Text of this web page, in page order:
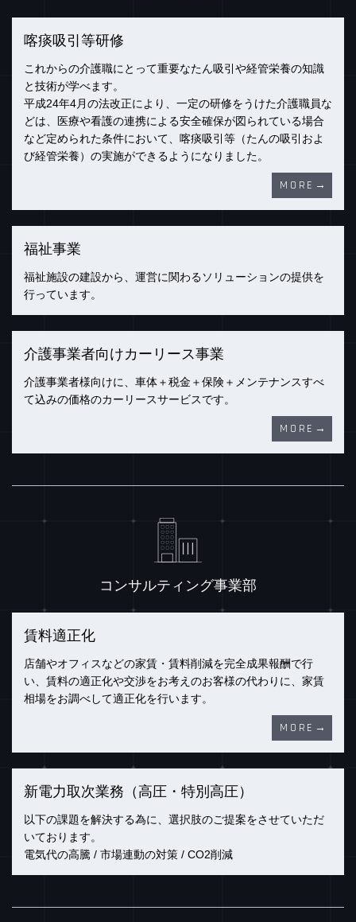
喀痰吸引等研修
これからの介護職にとって重要なたん吸引や経管栄養の知識
と技術が学べます。
平成24年4月の法改正により、一定の研修をうけた介護職員な
どは、医療や看護の連携による安全確保が図られている場合
など定められた条件において、喀痰吸引等（たんの吸引およ
び経管栄養）の実施ができるようになりました。
MORE
福祉事業
福祉施設の建設から、運営に関わるソリューションの提供を
行っています。
介護事業者向けカーリース事業
介護事業者様向けに、車体＋税金＋保険＋メンテナンスすべ
て込みの価格のカーリースサービスです。
MORE
コンサルティング事業部
賃料適正化
店舗やオフィスなどの家賃・賃料削減を完全成果報酬で行
い、賃料の適正化や交渉をお考えのお客様の代わりに、家賃
相場をお調べして適正化を行います。
MORE
新電力取次業務（高圧・特別高圧）
以下の課題を解決する為に、選択肢のご提案をさせていただ
いております。
電気代の高騰 / 市場連動の対策 / CO2削減